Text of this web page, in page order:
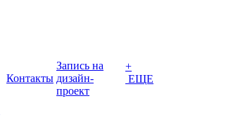
Контакты
Запись на
дизайн-
проект
+
ЕЩЕ